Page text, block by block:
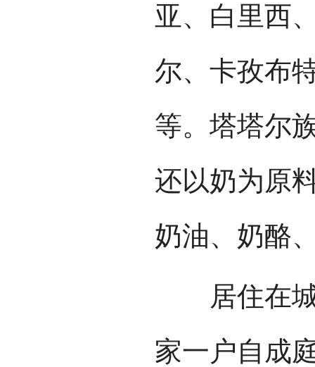
亚、白里西
尔、卡孜布
等。塔塔尔
还以奶为原
奶油、奶酪
居住在城
家一户自成